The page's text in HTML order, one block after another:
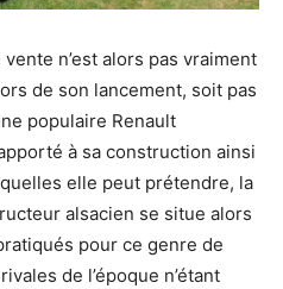
n’est alors pas vraiment
de son lancement, soit pas
populaire Renault
à sa construction ainsi
elle peut prétendre, la
alsacien se situe alors
pour ce genre de
de l’époque n’étant